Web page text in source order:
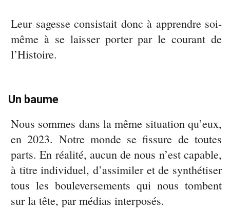
Leur sagesse consistait donc à apprendre soi-
même à se laisser porter par le courant de
l’Histoire.
Un baume
Nous sommes dans la même situation qu’eux,
en 2023. Notre monde se fissure de toutes
parts. En réalité, aucun de nous n’est capable,
à titre individuel, d’assimiler et de synthétiser
tous les bouleversements qui nous tombent
sur la tête, par médias interposés.